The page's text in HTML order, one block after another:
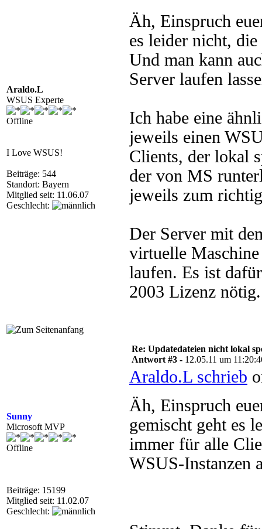
Araldo.L
WSUS Experte
Offline
I Love WSUS!
Beiträge: 544
Standort: Bayern
Mitglied seit: 11.06.07
Geschlecht:
Äh, Einspruch
es leider nicht,
Und man kann
Server laufen
Ich habe eine
jeweils einen
Clients, der lokal
der von MS
jeweils zum
Der Server mit
virtuelle
laufen. Es ist
2003 Lizenz nötig.
Sunny
Microsoft MVP
Offline
Beiträge: 15199
Mitglied seit: 11.02.07
Geschlecht:
Re: Updatedateien nicht lokal
Antwort #3 - 12.05.11 um
Araldo.L schrieb
Äh, Einspruch
gemischt geht es
immer für alle
WSUS-Instanzen